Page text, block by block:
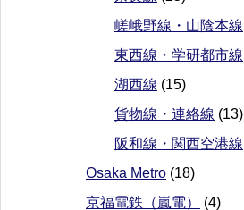
嵯峨野線・山陰本線
東西線・学研都市線
湖西線 (15)
貨物線・連絡線 (13)
阪和線・関西空港線
Osaka Metro (18)
京福電鉄（嵐電）
(4)